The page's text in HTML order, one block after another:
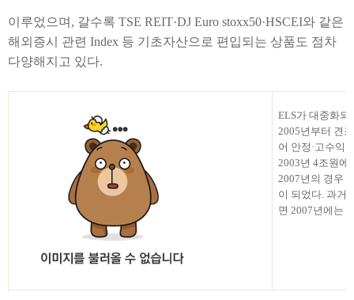
이루었으며 , 갈수록 TSE REIT·DJ Euro stoxx50·HSCEI와 같은
해외증시 관련 Index 등 기초자산으로 편입되는 상품도 점차
다양해지고 있다.
ELS가 대중화
2005년부터 견
어 안정 ·고수익
2003년 4조원에
2007년의 경우
이 되었다. 과거
면 2007년에는